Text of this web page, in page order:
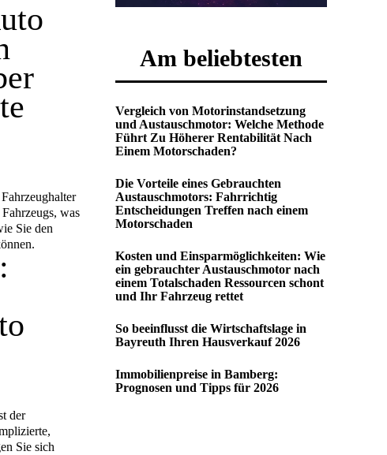
was
Sie den
der
Sie sich
Am beliebtesten
Vergleich von Motorinstandsetzung
und Austauschmotor: Welche Methode
Führt Zu Höherer Rentabilität Nach
Einem Motorschaden?
Die Vorteile eines Gebrauchten
Austauschmotors: Fahrrichtig
Entscheidungen Treffen nach einem
Motorschaden
Kosten und Einsparmöglichkeiten: Wie
ein gebrauchter Austauschmotor nach
einem Totalschaden Ressourcen schont
und Ihr Fahrzeug rettet
So beeinflusst die Wirtschaftslage in
Bayreuth Ihren Hausverkauf 2026
Immobilienpreise in Bamberg:
Prognosen und Tipps für 2026